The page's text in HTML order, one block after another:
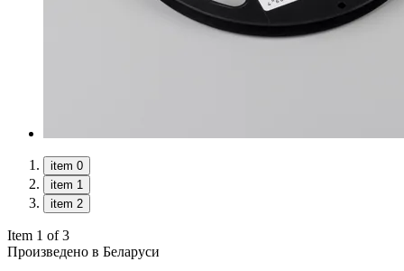
item 0
item 1
item 2
Item 1 of 3
Произведено в Беларуси